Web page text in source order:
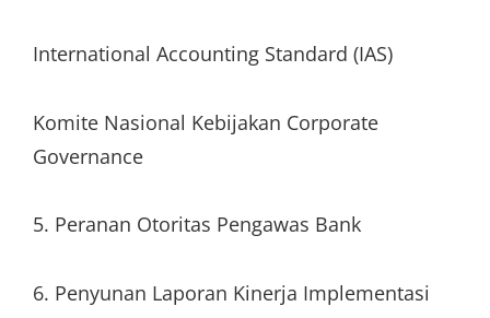
International Accounting Standard (IAS)
Komite Nasional Kebijakan Corporate
Governance
5. Peranan Otoritas Pengawas Bank
6. Penyunan Laporan Kinerja Implementasi